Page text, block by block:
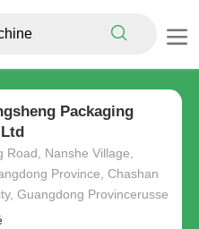
Packaging
Road, Nanshe Village,
Province, Chashan
Guangdong Provincerusse